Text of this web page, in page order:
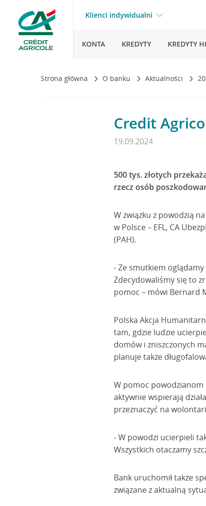
Klienci indywidualni
KONTA KREDYTY KREDYTY
Strona główna O banku Aktualności
Credit
19.09.2024
500 tys. złotych
rzecz osób
W związku z powodzią
w Polsce – EFL, CA
(PAH).
- Ze smutkiem
Zdecydowaliśmy się to
pomoc – mówi Bernard
Polska Akcja
tam, gdzie ludzie
domów i zniszczonych
planuje także
W pomoc powodzianom
aktywnie wspierają
przeznaczyć na
- W powodzi ucierpieli
Wszystkich otaczamy
Bank uruchomił także
związane z aktualną